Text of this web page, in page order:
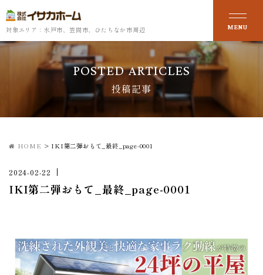
対象エリア：水戸市、笠間市、ひたちなか市周辺
POSTED ARTICLES
投稿記事
HOME > IKI第二弾おもて_最終_page-0001
2024-02-22
IKI第二弾おもて_最終_page-0001